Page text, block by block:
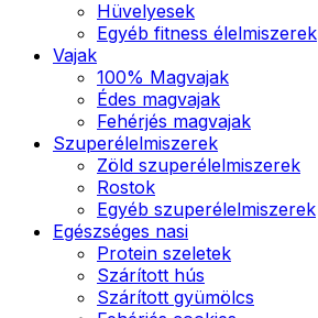
Hüvelyesek
Egyéb fitness élelmiszerek
Vajak
100% Magvajak
Édes magvajak
Fehérjés magvajak
Szuperélelmiszerek
Zöld szuperélelmiszerek
Rostok
Egyéb szuperélelmiszerek
Egészséges nasi
Protein szeletek
Szárított hús
Szárított gyümölcs